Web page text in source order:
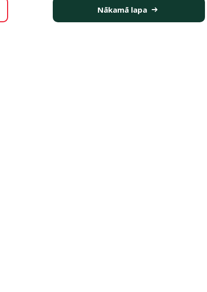
Nākamā lapa